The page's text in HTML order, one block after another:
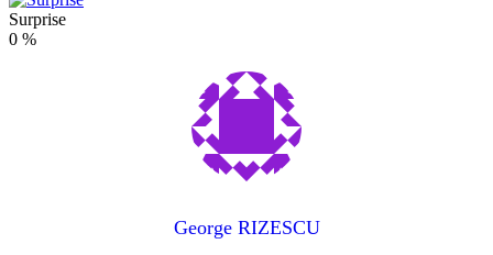
Surprise
0 %
George RIZESCU